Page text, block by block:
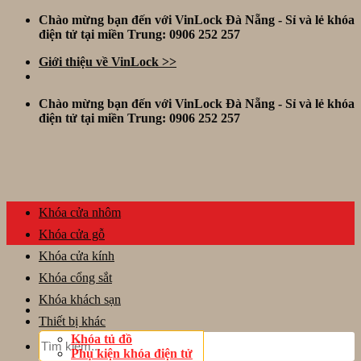
Skip
Chào mừng bạn đến với VinLock Đà Nẵng - Sỉ và lẻ khóa
điện tử tại miền Trung: 0906 252 257
Giới thiệu về VinLock >>
Chào mừng bạn đến với VinLock Đà Nẵng - Sỉ và lẻ khóa
điện tử tại miền Trung: 0906 252 257
Tìm
kiếm:
Khóa cửa nhôm
Khóa cửa gỗ
Khóa cửa kính
Khóa cổng sắt
Khóa khách sạn
Thiết bị khác
Khóa tủ đồ
Phụ kiện khóa điện tử